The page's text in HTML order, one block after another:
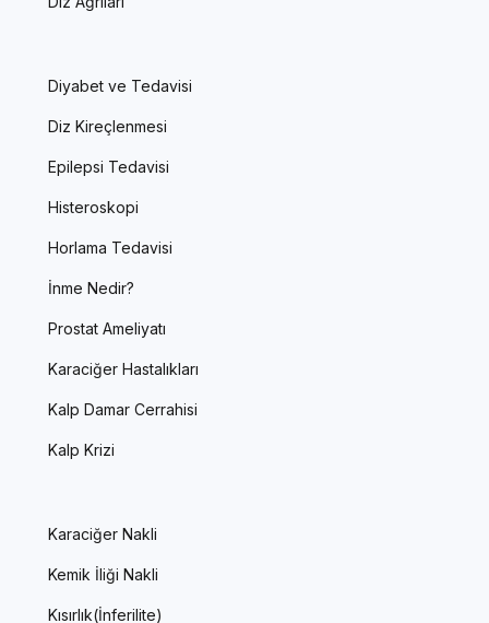
Diyabet ve Tedavisi
Diz Kireçlenmesi
Epilepsi Tedavisi
Histeroskopi
Horlama Tedavisi
İnme Nedir?
Prostat Ameliyatı
Karaciğer Hastalıkları
Kalp Damar Cerrahisi
Kalp Krizi
Karaciğer Nakli
Kemik İliği Nakli
Kısırlık(İnferilite)